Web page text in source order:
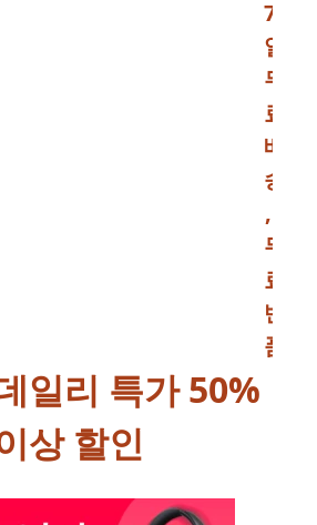
7
일
무
료
배
송
,
무
료
반
일리 특가 50%
상 할인